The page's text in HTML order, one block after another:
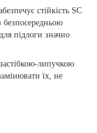
стійкість SC
підлоги значно
липучкою
їх, не